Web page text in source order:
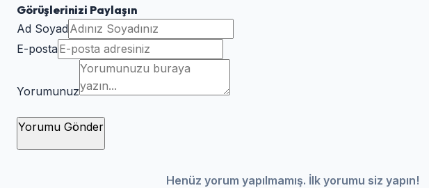
Görüşlerinizi Paylaşın
Ad Soyad
E-posta
Yorumunuz
Yorumu Gönder
Henüz yorum yapılmamış. İlk yorumu siz yapın!